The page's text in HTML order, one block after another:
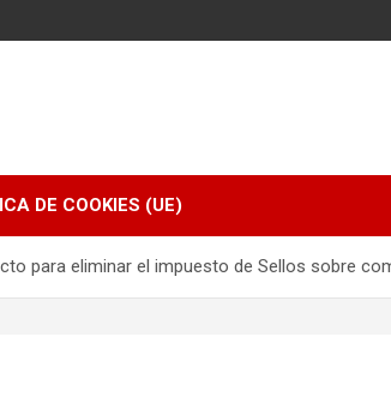
DE COOKIES (UE)
para eliminar el impuesto de Sellos sobre